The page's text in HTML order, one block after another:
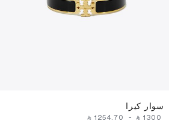
سوار كيرا
‎ ⃁ ⁦1254.70⁩ ‎ - ‎ ⃁ ⁦1300⁩ ‎